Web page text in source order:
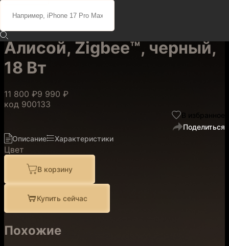
Умная колонка Яндекс
Станция Мини 3 Про с
Алисой, Zigbee™, черный,
18 Вт
11 800 ₽9 990 ₽
код 900133
Поделиться
Описание
Характеристики
Цвет
В корзину
Купить сейчас
Похожие